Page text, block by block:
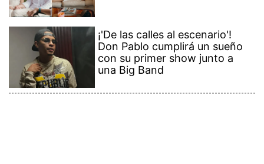
¡'De las calles al escenario'!
Don Pablo cumplirá un sueño
con su primer show junto a
una Big Band